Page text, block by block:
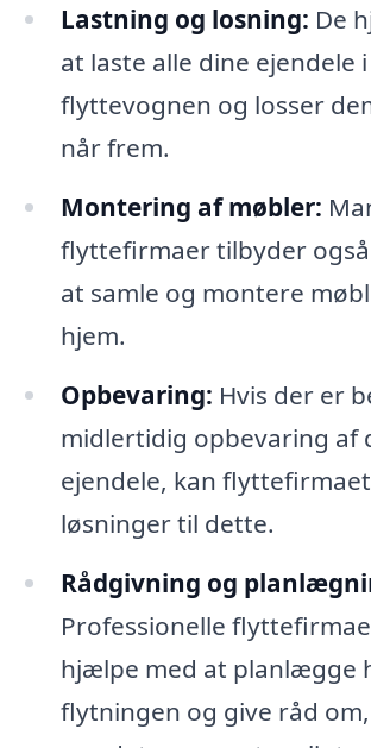
Lastning og losning: De
at laste alle dine ejendele i
flyttevognen og losser
når frem.
Montering af møbler:
flyttefirmaer tilbyder
at samle og montere
hjem.
Opbevaring: Hvis der er
midlertidig opbevaring af
ejendele, kan
løsninger til dette.
Rådgivning og
Professionelle
hjælpe med at planlægge
flytningen og give råd